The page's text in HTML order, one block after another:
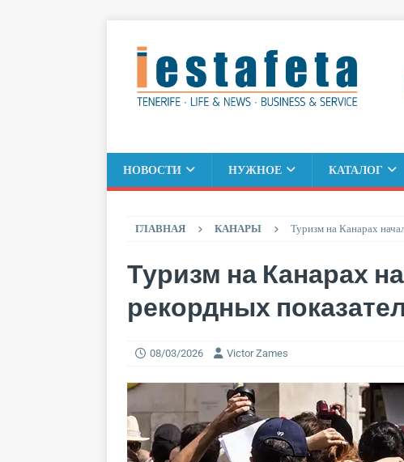
НОВОСТИ НУЖНОЕ КАТАЛОГ
ГЛАВНАЯ КАНАРЫ Туризм на Канарах
Туризм на Канарах
рекордных
08/03/2026 Victor Zames